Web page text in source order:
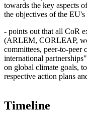
towards the key aspects
the objectives of the EU's
- points out that all CoR
(ARLEM, CORLEAP,
committees, peer-to-peer
international
on global climate goals,
respective action plans
Timeline